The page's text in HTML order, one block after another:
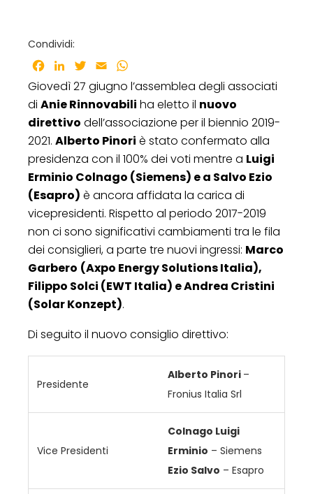
Condividi:
Facebook
LinkedInTwitter
Email
Giovedì 27 giugno l’assemblea degli associati
di Anie Rinnovabili ha eletto il nuovo
direttivo dell’associazione per il biennio 2019-
2021. Alberto Pinori è stato confermato alla
presidenza con il 100% dei voti mentre a Luigi
Erminio Colnago (Siemens) e a Salvo Ezio
(Esapro) è ancora affidata la carica di
vicepresidenti. Rispetto al periodo 2017-2019
non ci sono significativi cambiamenti tra le fila
dei consiglieri, a parte tre nuovi ingressi: Marco
Garbero (Axpo Energy Solutions Italia),
Filippo Solci (EWT Italia) e Andrea Cristini
(Solar Konzept).
Di seguito il nuovo consiglio direttivo:
Presidente
Alberto Pinori –
Fronius Italia Srl
Vice Presidenti
Colnago Luigi
Erminio – Siemens
Ezio Salvo – Esapro